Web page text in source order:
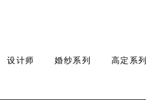
设计师 婚纱系列 高定系列